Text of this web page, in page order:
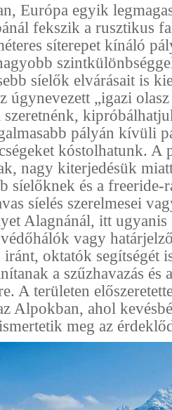
Európa egyik
fekszik a rusztikus
síterepet kínáló
síelők elvárásait is
úgynevezett „igazi
szeretnénk,
pályán kívüli
kóstolhatunk. A
nagy kiterjedésük
síelőknek és a
síelés szerelmesei
Alagnánál, itt ugyanis
vagy
oktatók segítségét
a szűzhavazás és
A területen
Alpokban, ahol
meg az